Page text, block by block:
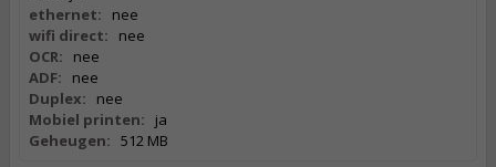
ethernet:
nee
wifi direct:
nee
OCR:
nee
ADF:
nee
Duplex:
nee
Mobiel printen:
ja
Geheugen: 512 MB